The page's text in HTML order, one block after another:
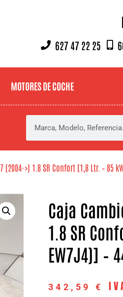
627 47 22 25
MOTORES DE COCHE
>) 1.8 SR Confort [1,8 Ltr. – 85
Caja
1.8 SR
EW7J4)] –
342,59 €